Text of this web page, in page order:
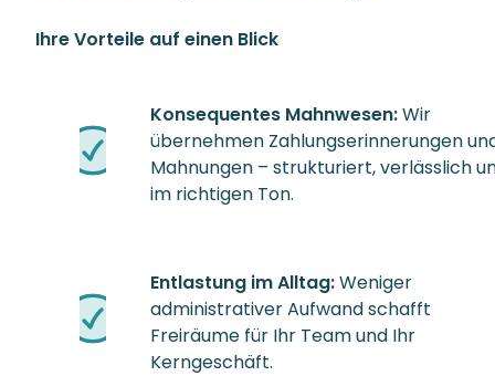
Ihre Vorteile auf einen Blick
Konsequentes Mahnwesen:Wir
übernehmen Zahlungserinnerungen
Mahnungen – strukturiert, verlässlich
im richtigen Ton.
Entlastung im Alltag:Weniger
administrativer Aufwand schafft
Freiräume für Ihr Team und Ihr
Kerngeschäft.